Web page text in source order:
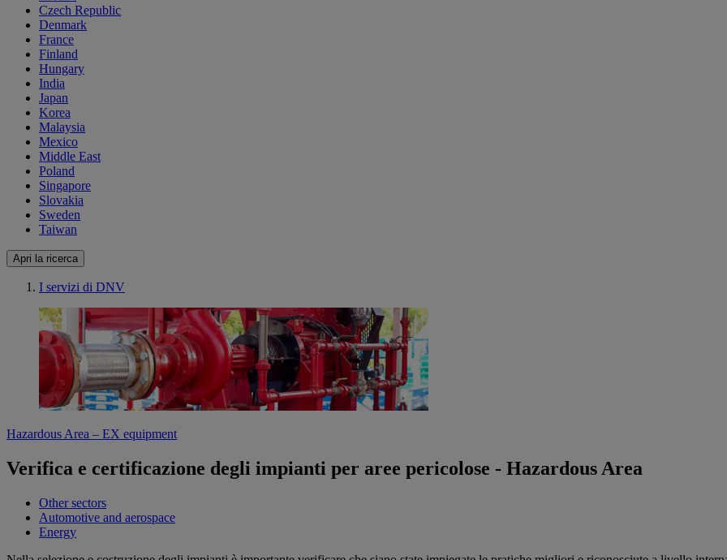
Czech Republic
Denmark
France
Finland
Hungary
India
Japan
Korea
Malaysia
Mexico
Middle East
Poland
Singapore
Slovakia
Sweden
Taiwan
Apri la ricerca
I servizi di DNV
Hazardous Area – EX equipment
Verifica e certificazione degli impianti per aree pericolose - Hazardous Area
Other sectors
Automotive and aerospace
Energy